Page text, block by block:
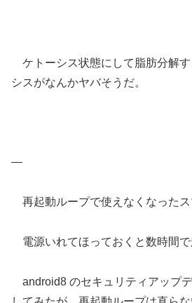
ケトーシス状態にして脂肪分解
シスがなんかヤバそうだ。
—
再起動ループで使えなくなっ
電源いれてほっておくと数時間で
android8 のセキュリティアップデ